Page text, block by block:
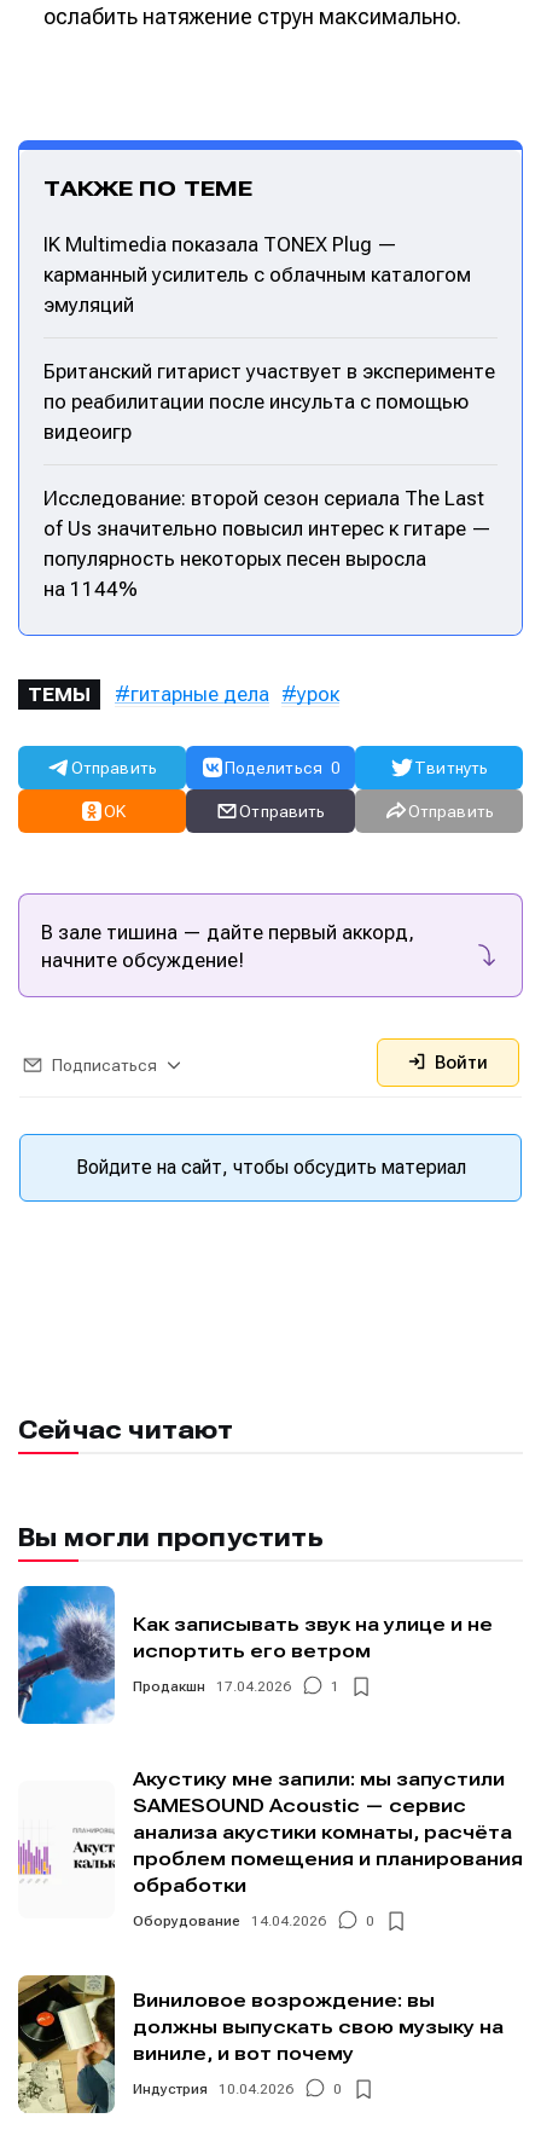
ослабить натяжение струн максимально.
ТАКЖЕ ПО ТЕМЕ
IK Multimedia показала TONEX Plug —
карманный усилитель с облачным каталогом
эмуляций
Британский гитарист участвует в эксперименте
по реабилитации после инсульта с помощью
видеоигр
Исследование: второй сезон сериала The Last
of Us значительно повысил интерес к гитаре —
популярность некоторых песен выросла
на 1144%
ТЕМЫ гитарные дела урок
Отправить Поделиться 0 Твитнуть
OK Отправить Отправить
В зале тишина — дайте первый аккорд,
начните обсуждение!
Подписаться Войти
Войдите на сайт, чтобы обсудить материал
Сейчас читают
Вы могли пропустить
Как записывать звук на улице и не
испортить его ветром
Продакшн 17.04.2026 1
Акустику мне запили: мы запустили
SAMESOUND Acoustic — сервис
анализа акустики комнаты, расчёта
проблем помещения и планирования
обработки
Оборудование 14.04.2026 0
Виниловое возрождение: вы
должны выпускать свою музыку на
виниле, и вот почему
Индустрия 10.04.2026 0